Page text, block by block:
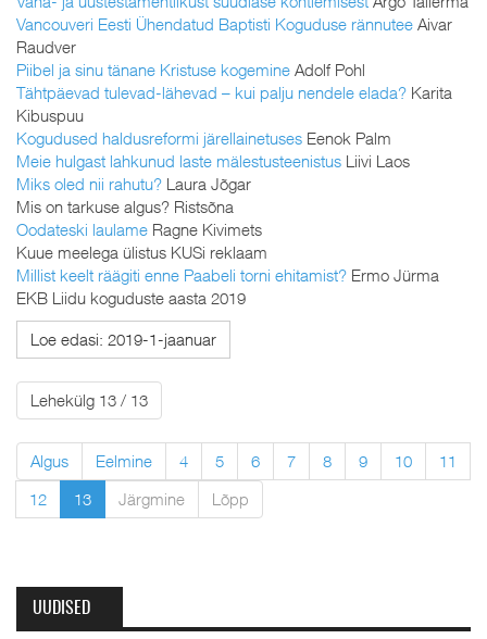
Vancouveri Eesti Ühendatud Baptisti Koguduse rännutee Aivar
Raudver
Piibel ja sinu tänane Kristuse kogemine Adolf Pohl
Tähtpäevad tulevad-lähevad – kui palju nendele elada? Karita
Kibuspuu
Kogudused haldusreformi järellainetuses Eenok Palm
Meie hulgast lahkunud laste mälestusteenistus Liivi Laos
Miks oled nii rahutu? Laura Jõgar
Mis on tarkuse algus? Ristsõna
Oodateski laulame Ragne Kivimets
Kuue meelega ülistus KUSi reklaam
Millist keelt räägiti enne Paabeli torni ehitamist? Ermo Jürma
EKB Liidu koguduste aasta 2019
Loe edasi: 2019-1-jaanuar
Lehekülg 13 / 13
Algus Eelmine 4 5 6 7 8 9 10
11
12
13 Järgmine Lõpp
UUDISED